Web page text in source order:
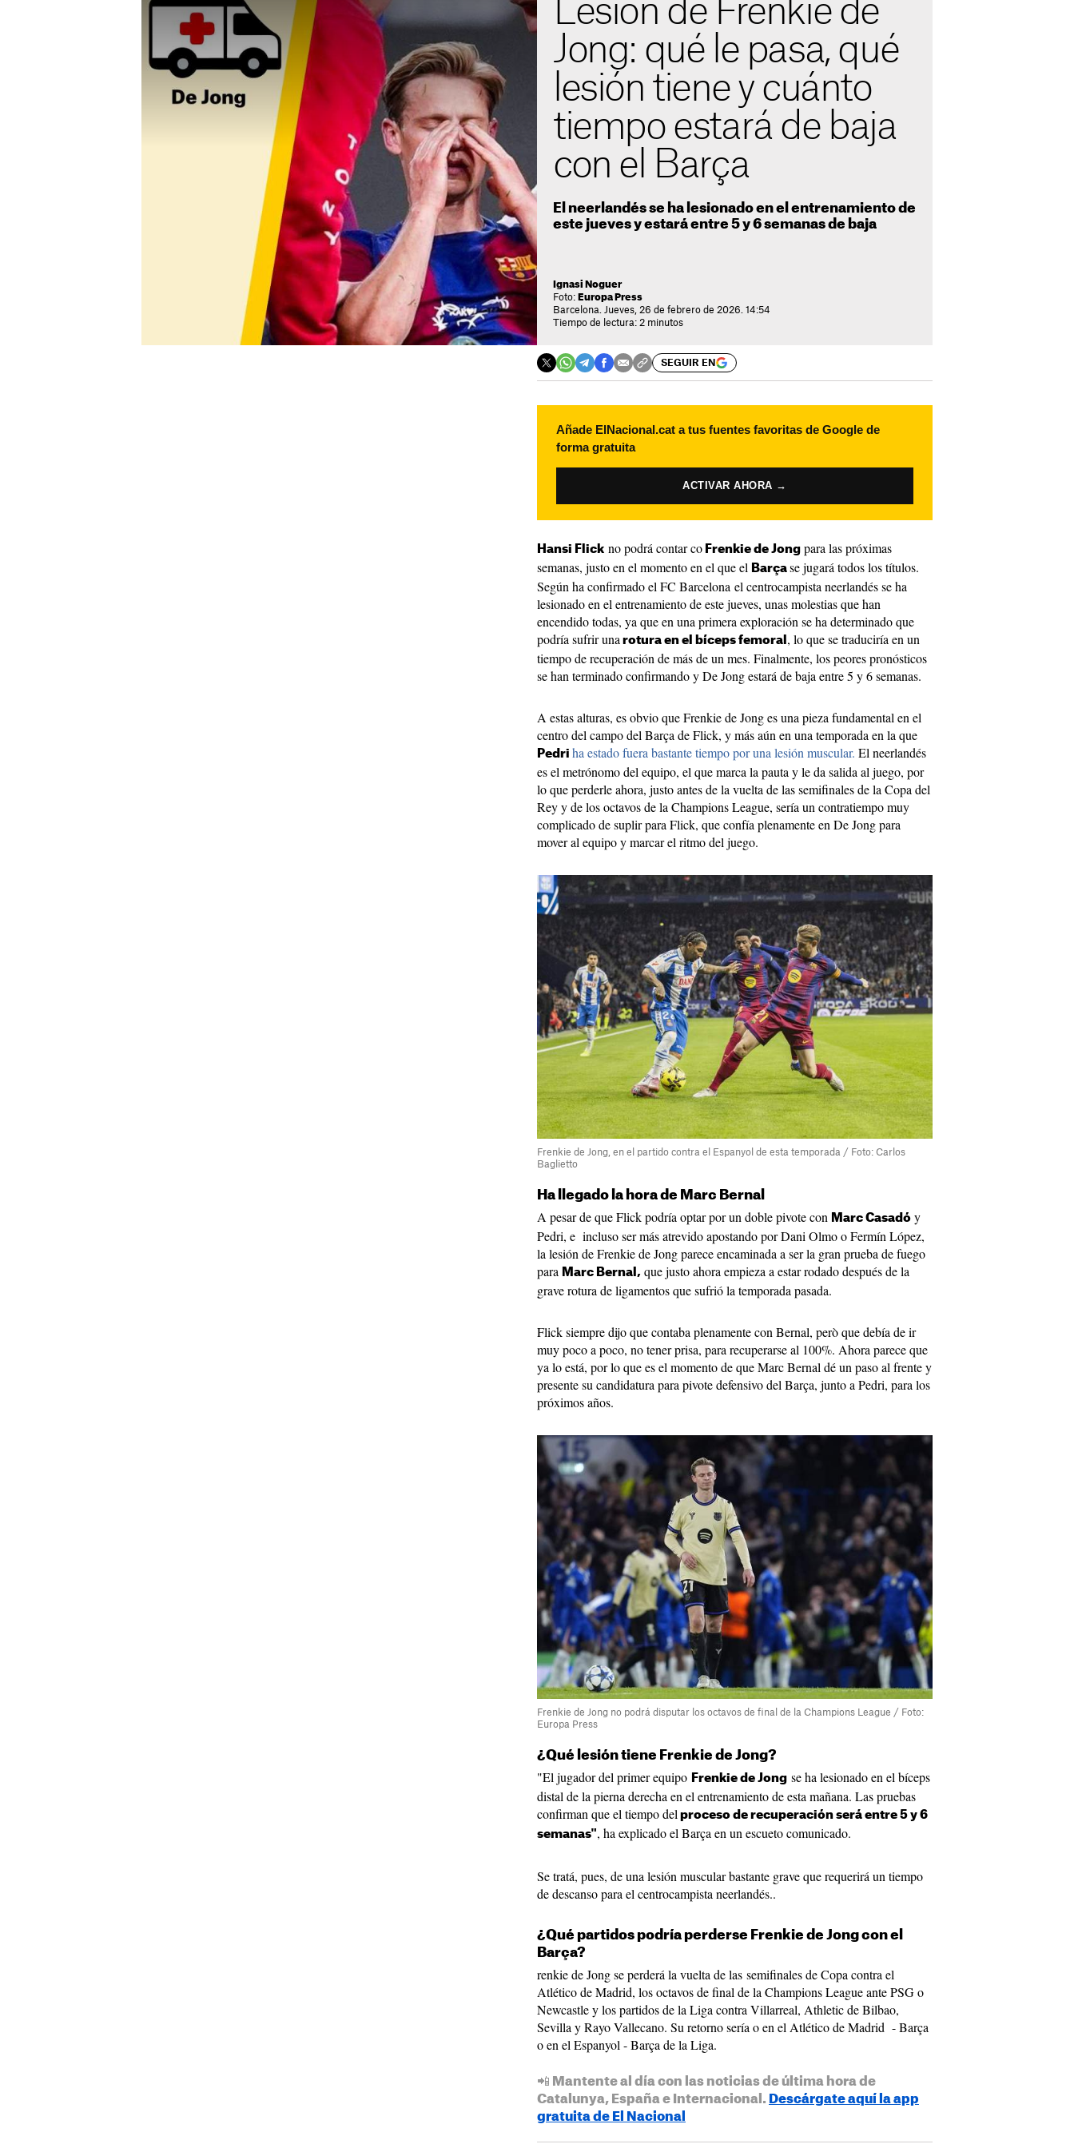
Lesión de Frenkie de
Jong: qué le pasa, qué
lesión tiene y cuánto
tiempo estará de baja
con el Barça
El neerlandés se ha lesionado en el entrenamiento de
este jueves y estará entre 5 y 6 semanas de baja
Ignasi Noguer
Foto: Europa Press
Barcelona. Jueves, 26 de febrero de 2026. 14:54
Tiempo de lectura: 2 minutos
SEGUIR EN
Añade ElNacional.cat a tus fuentes favoritas de Google de
forma gratuita
ACTIVAR AHORA →
Hansi Flick no podrá contar co Frenkie de Jong para las próximas
semanas, justo en el momento en el que el Barça se jugará todos los títulos.
Según ha confirmado el FC Barcelona el centrocampista neerlandés se ha
lesionado en el entrenamiento de este jueves, unas molestias que han
encendido todas, ya que en una primera exploración se ha determinado que
podría sufrir una rotura en el bíceps femoral , lo que se traduciría en un
tiempo de recuperación de más de un mes. Finalmente, los peores pronósticos
se han terminado confirmando y De Jong estará de baja entre 5 y 6 semanas.
A estas alturas, es obvio que Frenkie de Jong es una pieza fundamental en el
centro del campo del Barça de Flick, y más aún en una temporada en la que
Pedri ha estado fuera bastante tiempo por una lesión muscular. El neerlandés
es el metrónomo del equipo, el que marca la pauta y le da salida al juego, por
lo que perderle ahora, justo antes de la vuelta de las semifinales de la Copa del
Rey y de los octavos de la Champions League, sería un contratiempo muy
complicado de suplir para Flick, que confía plenamente en De Jong para
mover al equipo y marcar el ritmo del juego.
Frenkie de Jong, en el partido contra el Espanyol de esta temporada / Foto: Carlos
Baglietto
Ha llegado la hora de Marc Bernal
A pesar de que Flick podría optar por un doble pivote con Marc Casadó y
Pedri, e incluso ser más atrevido apostando por Dani Olmo o Fermín López,
la lesión de Frenkie de Jong parece encaminada a ser la gran prueba de fuego
para Marc Bernal, que justo ahora empieza a estar rodado después de la
grave rotura de ligamentos que sufrió la temporada pasada.
Flick siempre dijo que contaba plenamente con Bernal, però que debía de ir
muy poco a poco, no tener prisa, para recuperarse al 100%. Ahora parece que
ya lo está, por lo que es el momento de que Marc Bernal dé un paso al frente y
presente su candidatura para pivote defensivo del Barça, junto a Pedri, para los
próximos años.
Frenkie de Jong no podrá disputar los octavos de final de la Champions League / Foto:
Europa Press
¿Qué lesión tiene Frenkie de Jong?
"El jugador del primer equipo Frenkie de Jong se ha lesionado en el bíceps
distal de la pierna derecha en el entrenamiento de esta mañana. Las pruebas
confirman que el tiempo del proceso de recuperación será entre 5 y 6
semanas", ha explicado el Barça en un escueto comunicado.
Se tratá, pues, de una lesión muscular bastante grave que requerirá un tiempo
de descanso para el centrocampista neerlandés..
¿Qué partidos podría perderse Frenkie de Jong con el
Barça?
renkie de Jong se perderá la vuelta de las semifinales de Copa contra el
Atlético de Madrid, los octavos de final de la Champions League ante PSG o
Newcastle y los partidos de la Liga contra Villarreal, Athletic de Bilbao,
Sevilla y Rayo Vallecano. Su retorno sería o en el Atlético de Madrid - Barça
o en el Espanyol - Barça de la Liga.
📲 Mantente al día con las noticias de última hora de
Catalunya, España e Internacional. Descárgate aquí la app
gratuita de El Nacional